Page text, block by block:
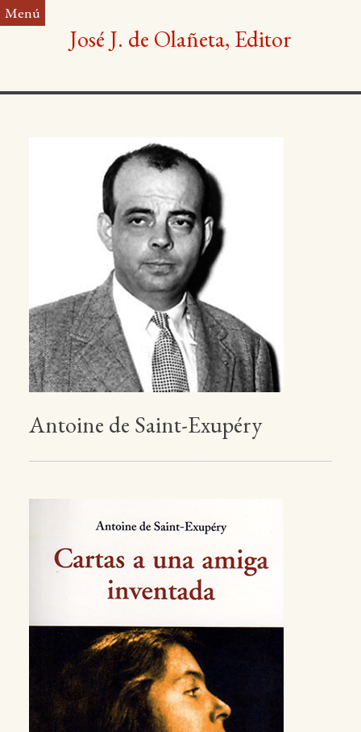
Saltar
al
José J. de Olañeta, Editor
Menú
Antoine de Saint-Exupéry